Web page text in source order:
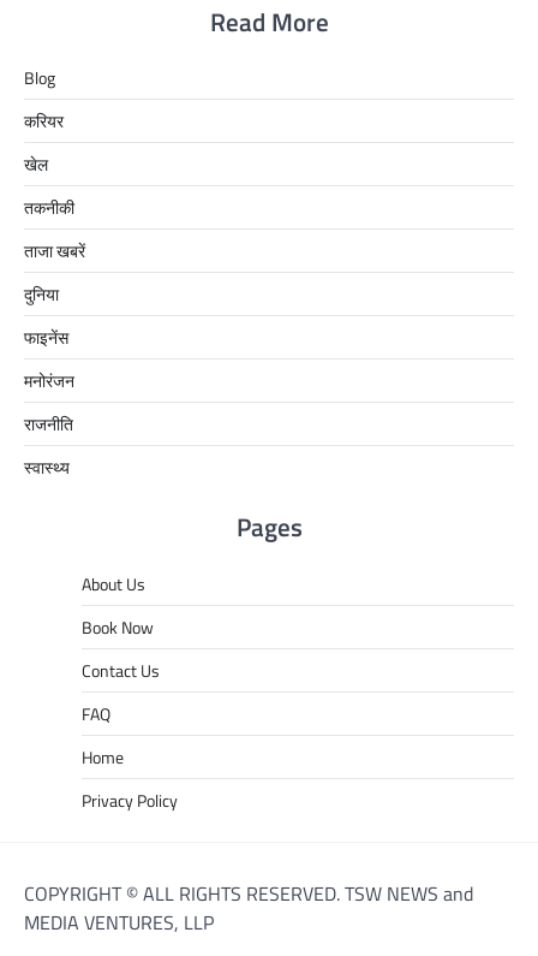
Read More
Blog
करियर
खेल
तकनीकी
ताजा खबरें
दुनिया
फाइनेंस
मनोरंजन
राजनीति
स्वास्थ्य
Pages
About Us
Book Now
Contact Us
FAQ
Home
Privacy Policy
COPYRIGHT © ALL RIGHTS RESERVED. TSW NEWS and
MEDIA VENTURES, LLP